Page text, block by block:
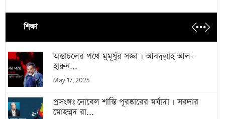
শিক্ষা
অস্তাচলের পথে মুমূর্ষুর সজ্ঞা । আবদুল্লাহ আল-
হারুন...
May 17, 2025
প্রসংঙ্গঃ নোবেল শান্তি পূরষ্কারের মর্যাদা । সরদার
মোহম্মদ রা...